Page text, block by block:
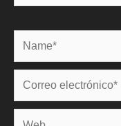
Name*
Correo
electrónico*
Web